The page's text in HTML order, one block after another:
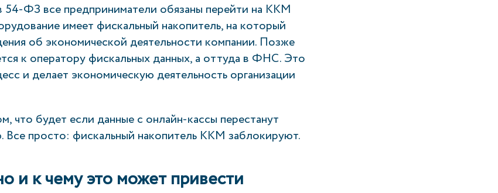
54-ФЗ все предприниматели обязаны перейти на ККМ
имеет фискальный накопитель, на который
об экономической деятельности компании. Позже
к оператору фискальных данных, а оттуда в ФНС. Это
и делает экономическую деятельность организации
что будет если данные с онлайн-кассы перестанут
Все просто: фискальный накопитель ККМ заблокируют.
и к чему это может привести